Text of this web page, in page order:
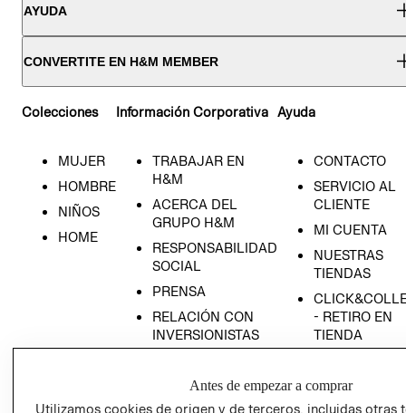
AYUDA
CONVERTITE EN H&M MEMBER
Colecciones
MUJER
HOMBRE
NIÑOS
HOME
Información Corporativa
TRABAJAR EN
H&M
ACERCA DEL
GRUPO H&M
RESPONSABILIDAD
SOCIAL
PRENSA
RELACIÓN CON
INVERSIONISTAS
EMPRESARIAL
Ayuda
CONTACTO
SERVICIO AL
CLIENTE
MI CUENTA
NUESTRAS
TIENDAS
- RETIRO EN
TIENDA
AVISO DE
Antes de empezar a comprar
Utilizamos cookies de origen y de terceros, incluidas otras